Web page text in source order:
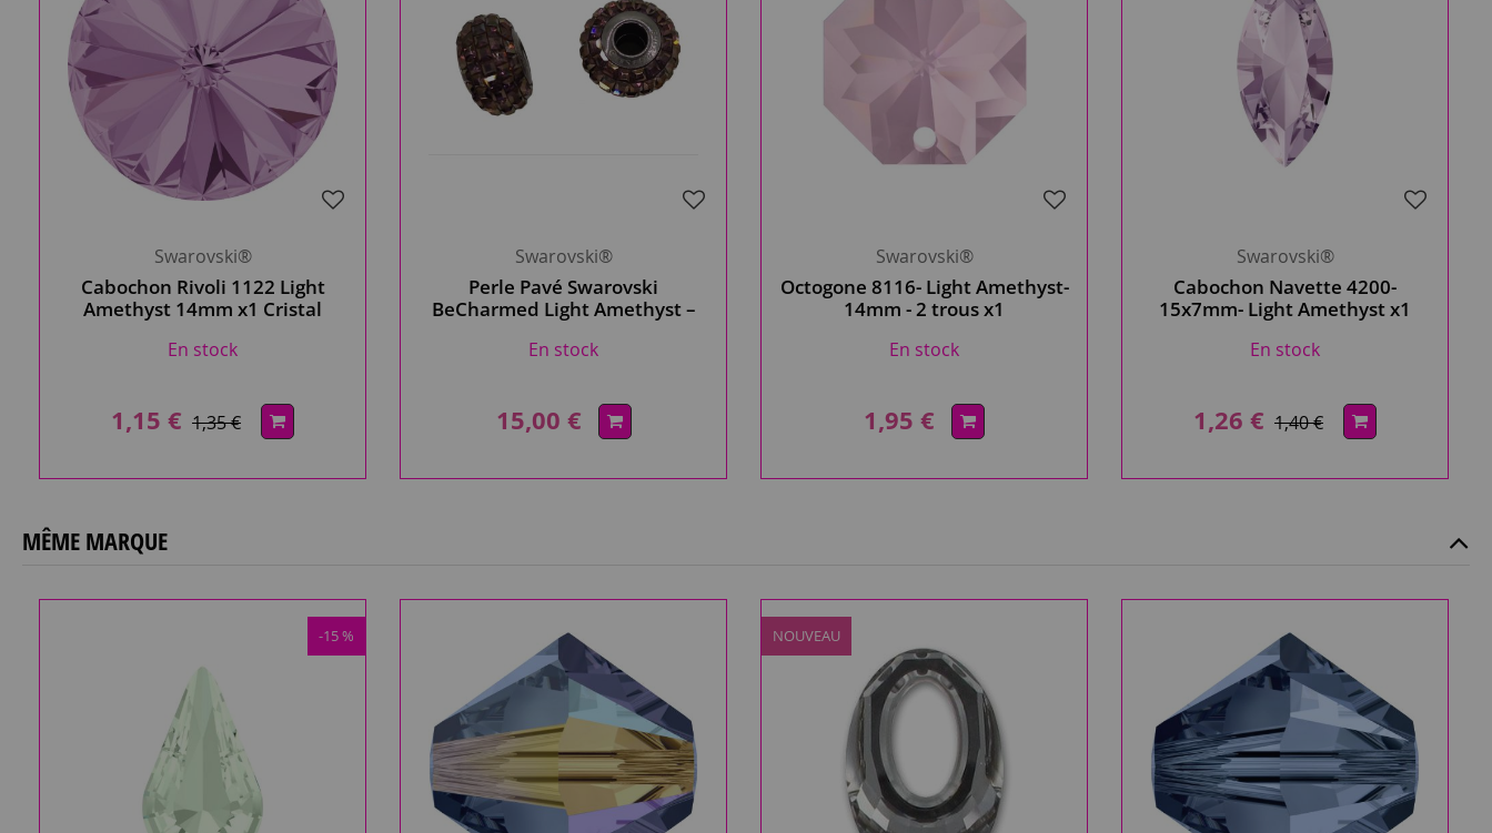
Swarovski®
Cabochon Rivoli 1122 Light
Amethyst 14mm x1 Cristal
En stock
1,15 € 1,35 €
Swarovski®
Perle Pavé Swarovski
BeCharmed Light Amethyst –
Pandora
En stock
15,00 €
Swarovski®
Octogone 8116- Light Amethyst-
14mm - 2 trous x1
En stock
1,95 €
Swarovski®
Cabochon Navette 4200-
15x7mm- Light Amethyst x1
En stock
1,26 € 1,40 €
MÊME MARQUE
-15 % NOUVEAU